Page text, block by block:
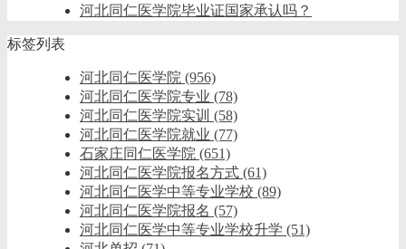
河北同仁医学院毕业证国家承认吗？
标签列表
河北同仁医学院 (956)
河北同仁医学院专业 (78)
河北同仁医学院实训 (58)
河北同仁医学院就业 (77)
石家庄同仁医学院 (651)
河北同仁医学院报名方式 (61)
河北同仁医学中等专业学校 (89)
河北同仁医学院报名 (57)
河北同仁医学中等专业学校升学 (51)